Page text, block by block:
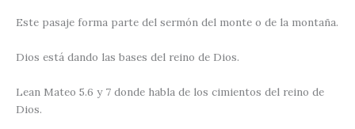
Este pasaje forma parte del sermón del monte o de la montaña.
Dios está dando las bases del reino de Dios.
Lean Mateo 5.6 y 7 donde habla de los cimientos del reino de
Dios.